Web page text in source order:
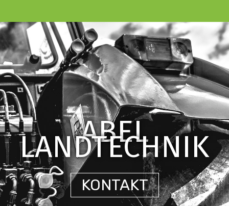
ABEL
LANDTECHNIK
KONTAKT